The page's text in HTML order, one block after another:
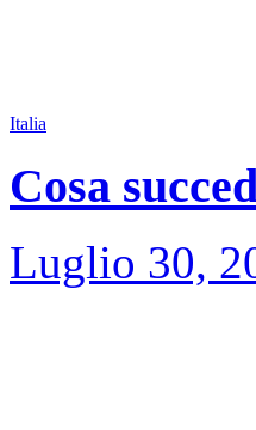
Italia
Cosa
Luglio 30,